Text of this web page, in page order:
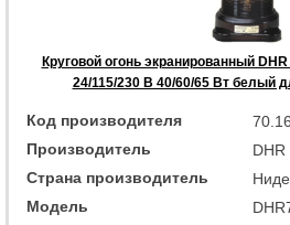
Круговой огонь экранированный
24/115/230 В 40/60/65 Вт белый
Код производителя
Производитель
DHR
Страна производитель
Модель